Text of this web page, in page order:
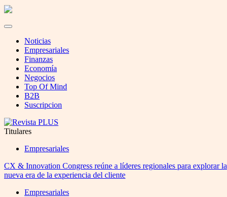
Noticias
Empresariales
Finanzas
Economía
Negocios
Top Of Mind
B2B
Suscripcion
Titulares
Empresariales
CX & Innovation Congress reúne a líderes regionales para explorar la
nueva era de la experiencia del cliente
Empresariales